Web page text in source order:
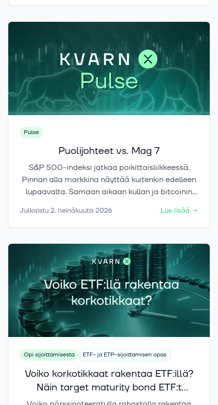
matkalla tai rannalla. Automaatio ei poista
sijoittamisen riskejä, mutta se voi tehdä
pitkäjänteisestä sijoittamisesta helpompaa ja
vähemmän riippuvaista yksittäisistä
päätöshetkistä.
Pulse
Puolijohteet vs. Mag 7
S&P 500-indeksi jatkaa poikittaisliikkeessä.
Pinnan alla markkina näyttää kuitenkin edelleen
lupaavalta. Samaan aikaan kullan ja bitcoinin
merkkejä.
Julkaistu 2. heinäkuuta 2026 Lue lisää →
Opi sijoittamisesta ETF- ja ETP-sijoittamisen opas
Voiko korkotikkaat rakentaa ETF:illä?
Näin target maturity bond ETF:t
toimivat